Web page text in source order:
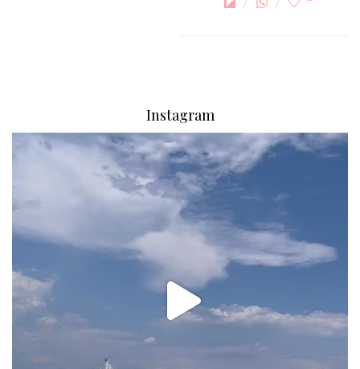
Instagram
via.carrera
Aug 2